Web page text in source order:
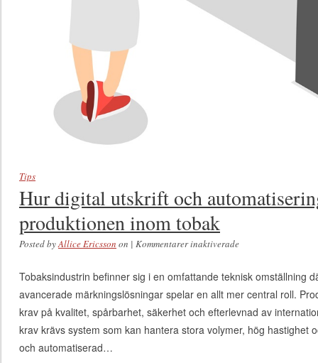
Tips
Hur digital utskrift och
produktionen inom tobak
Posted byAllice Ericsson on | Kommentarer inaktiverade
automatisering
förändrar
produktionen inom
tobak
Tobaksindustrin befinner sig i en omfattande teknisk omställning
avancerade märkningslösningar spelar en allt mer central roll.
krav på kvalitet, spårbarhet, säkerhet och efterlevnad av
krav krävs system som kan hantera stora volymer, hög hastighet
och automatiserad…